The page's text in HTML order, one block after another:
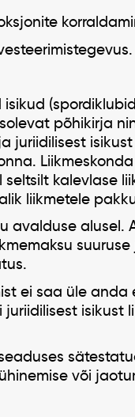
põhikirja
juriidilisest
kalevlase
liikmetele
avalduse alusel.
suuruse
ei saa üle anda
isikust
või